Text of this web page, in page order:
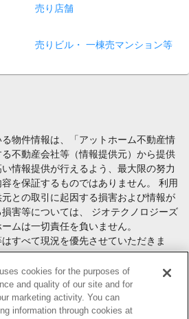
売り店舗
売りビル・ 一棟売マンション等
物件情報は、「アットホーム不動産情
不動産会社等（情報提供元）から提供
情報提供が行えるよう、最大限の努力
を保証するものではありません。 利用
との取引に起因する損害および情報が
害等については、 ジオテクノロジーズ
ムは一切責任を負いません。
すべて現況を優先させていただきま
金調達等を含みます）の際には、内容
情報提供元より十分な説明を受け、ご自
ください。
ご掲載、その他不動産業務ソリューシ
cookies for the purposes of
and quality of our site and for
marketing activity. You can
information through cookies at